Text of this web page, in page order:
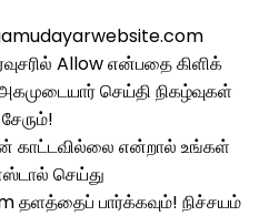
Allow என்பதை கிளிக்
செய்தி நிகழ்வுகள்
காட்டவில்லை என்றால் உங்கள்
செய்து
தளத்தைப் பார்க்கவும்! நிச்சயம்